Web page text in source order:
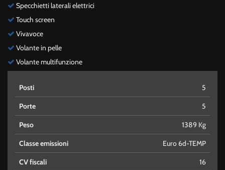
Specchietti laterali elettrici
Touch screen
Vivavoce
Volante in pelle
Volante multifunzione
Posti 5
Porte 5
Peso 1389 Kg
Classe emissioni Euro 6d-TEMP
CV fiscali 16